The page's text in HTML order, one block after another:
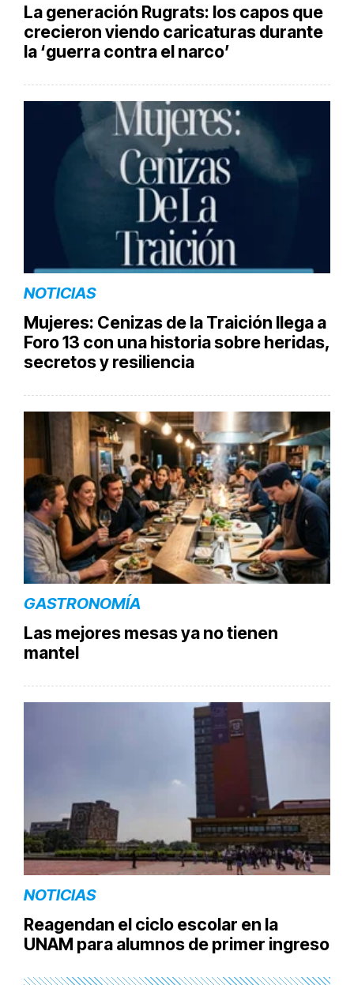
La generación Rugrats: los capos que
crecieron viendo caricaturas durante
la ‘guerra contra el narco’
NOTICIAS
Mujeres: Cenizas de la Traición llega a
Foro 13 con una historia sobre heridas,
secretos y resiliencia
GASTRONOMÍA
Las mejores mesas ya no tienen
mantel
NOTICIAS
Reagendan el ciclo escolar en la
UNAM para alumnos de primer ingreso